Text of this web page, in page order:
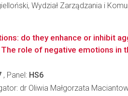
Wydział Zarządzania i
do they enhance or inhibit
role of negative emotions in
, Panel: HS6
dr Oliwia Małgorzata